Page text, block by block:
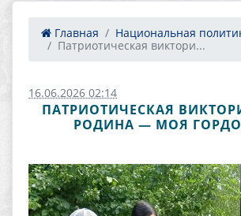
Главная
Национальная
Патриотическая виктори...
16.06.2026 02:14
ПАТРИОТИЧЕСКАЯ
РОДИНА — МОЯ